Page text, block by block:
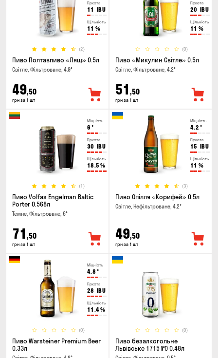
Гіркота
11 IBU
Щільність
11 %
(2)
Пиво Полтавпиво «Лящ» 0.5л
Світле, Фільтроване, 4.9°
49,50
грн за 1 шт
Гіркота
20 IBU
Щільність
11 %
(0)
Пиво «Микулин Світле» 0.5л
Світле, Фільтроване, 4.2°
51 ,50
грн за 1 шт
Міцність
6 °
Гіркота
30 IBU
Щільність
18.5 %
(1)
Пиво Volfas Engelman Baltic
Porter 0.568л
Темне, Фільтроване, 6°
71 ,50
грн за 1 шт
Міцність
4.2 °
Гіркота
15 IBU
Щільність
11 %
(3)
Пиво Опілля «Корифей» 0.5л
Світле, Нефільтроване, 4.2°
49,50
грн за 1 шт
Міцність
4.8 °
Гіркота
28 IBU
Щільність
11.4%
(0)
Пиво Warsteiner Premium Beer
0.33л
(0)
Пиво безалкогольне
Львівське 1715 №0 0.48л